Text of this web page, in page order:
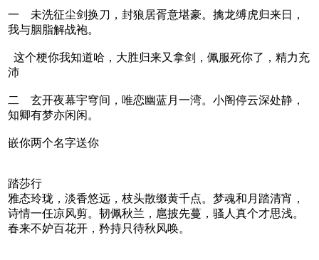
一 未洗征尘剑换刀，封狼居胥意堪豪。擒龙缚虎归来日，
我与胭脂解战袍。
这个梗你我知道哈，大胜归来又拿剑，佩服死你了，精力充
沛
二 玄开夜幕宇穹间，唯恋幽蓝月一湾。小阁停云深处静，
知卿有梦亦闲闲。
嵌你两个名字送你
踏莎行
雅态玲珑，淡香悠远，枝头散缀黄千点。梦魂和月踏清宵，
诗情一任凉风剪。韧佩秋兰，扈披先蔓，骚人真个才思浅。
春来不妒百花开，矜持只待秋风唤。